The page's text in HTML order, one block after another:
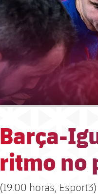
Barça-
ritmo no
(19.00 horas,